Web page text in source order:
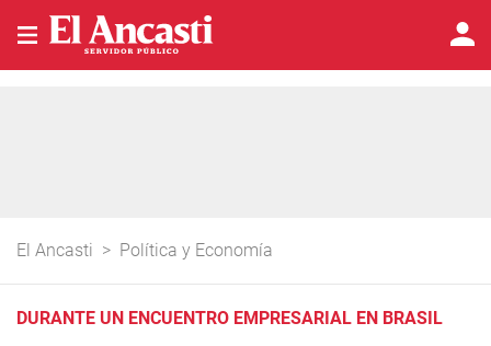
El Ancasti > Política y Economía
DURANTE UN ENCUENTRO EMPRESARIAL EN BRASIL